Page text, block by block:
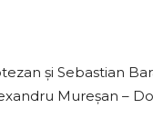
și Sebastian
Mureșan –